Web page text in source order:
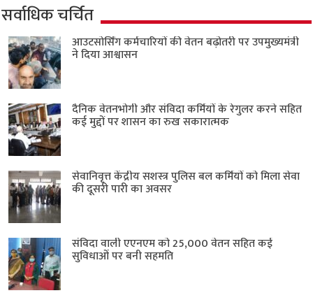
सर्वाधिक चर्चित
आउटसोर्सिंग कर्मचारियों की वेतन बढ़ोतरी पर उपमुख्यमंत्री
ने दिया आश्वासन
दैनिक वेतनभोगी और संविदा कर्मियों के रेगुलर करने सहित
कई मुद्दों पर शासन का रुख सकारात्मक
सेवानिवृत्त केंद्रीय सशस्त्र पुलिस बल ​कर्मियों को मिला सेवा
की दूसरी पारी का अवसर
संविदा वाली एएनएम को 25,000 वेतन सहित कई
सुविधाओं पर बनी सहमति